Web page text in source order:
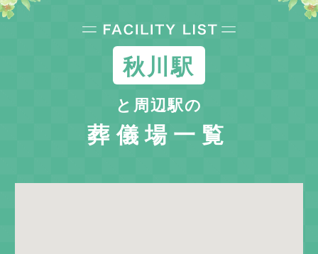
秋川駅
と周辺駅の
葬儀場一覧